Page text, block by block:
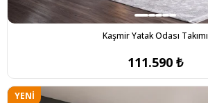
Kaşmir Yatak Odası Takımı
111.590 ₺
YENI